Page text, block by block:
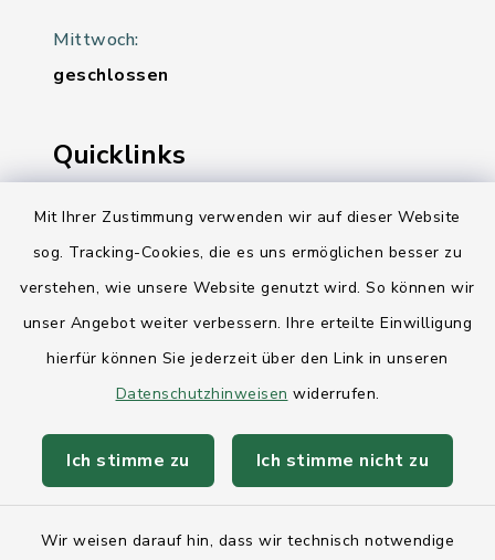
Mit Ihrer Zustimmung verwenden wir auf dieser Website
sog. Tracking-Cookies, die es uns ermöglichen besser zu
verstehen, wie unsere Website genutzt wird. So können wir
unser Angebot weiter verbessern. Ihre erteilte Einwilligung
hierfür können Sie jederzeit über den Link in unseren
Datenschutzhinweisen widerrufen.
Ich stimme zu Ich stimme nicht zu
Wir weisen darauf hin, dass wir technisch notwendige
Mittwoch:
geschlossen
Quicklinks
Ihre Behördennummer 115
Landesregierung Schleswig-Holstein
AktivRegion Mittelholstein